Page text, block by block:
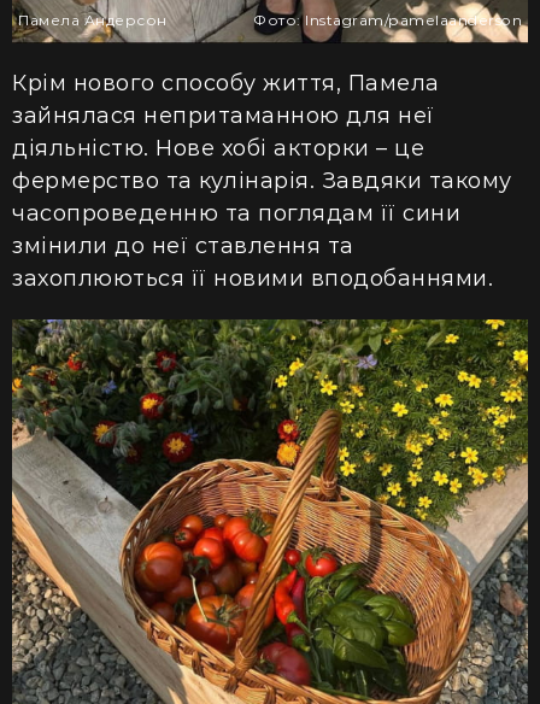
Памела Андерсон Фото: Іnstagram/pamelaanderson
Крім нового способу життя, Памела
зайнялася непритаманною для неї
діяльністю. Нове хобі акторки – це
фермерство та кулінарія. Завдяки такому
часопроведенню та поглядам її сини
змінили до неї ставлення та
захоплюються її новими вподобаннями.